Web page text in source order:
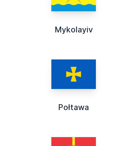
Mykolayiv
Połtawa